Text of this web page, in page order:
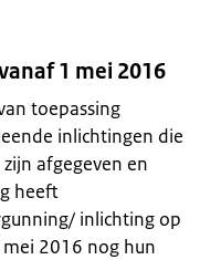
1 mei 2016
toepassing
inlichtingen die
afgegeven en
heeft
inlichting op
2016 nog hun